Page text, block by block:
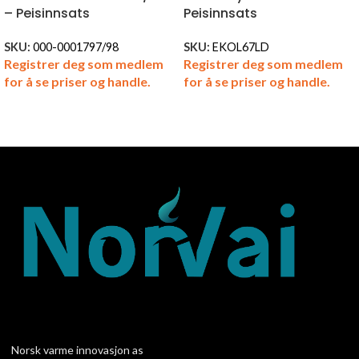
– Peisinnsats
SKU: 000-0001797/98
Registrer deg som medlem
for å se priser og handle.
Peisinnsats
SKU: EKOL67LD
Registrer deg som medlem
for å se priser og handle.
Norsk varme innovasjon as